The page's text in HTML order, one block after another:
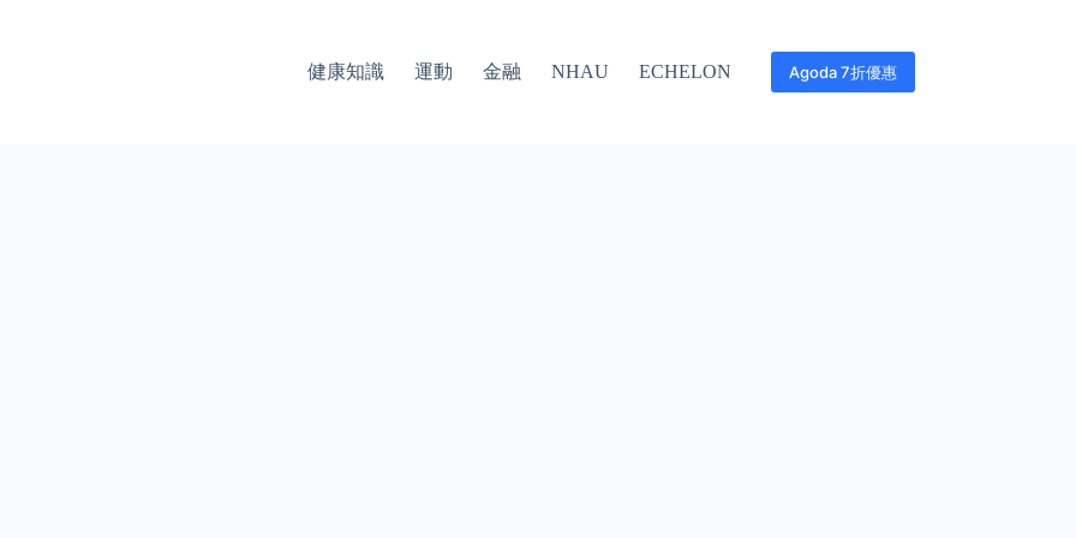
健康知識 運動 金融 NHAU ECHELON Agoda 7折優惠